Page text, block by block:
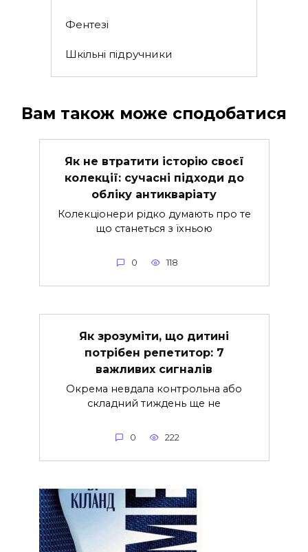
Фентезі
Шкільні підручники
Вам також може сподобатися
Як не втратити історію своєї
колекції: сучасні підходи до
обліку антикваріату
Колекціонери рідко думають про те
що станеться з їхньою
0 118
Як зрозуміти, що дитині
потрібен репетитор: 7
важливих сигналів
Окрема невдала контрольна або
складний тиждень ще не
0 222